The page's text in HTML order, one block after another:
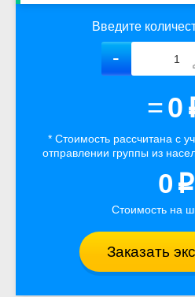
Введите
=0
* Стоимость рассчитана с
отправлении группы из
0 p
Стоимость на
Заказать